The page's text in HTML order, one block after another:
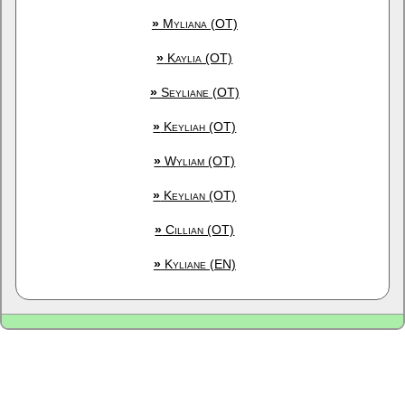
»Myliana (OT)
» Kaylia (OT)
»Seyliane (OT)
» Keyliah (OT)
» Wyliam (OT)
» Keylian (OT)
» Cillian (OT)
»Kyliane (EN)